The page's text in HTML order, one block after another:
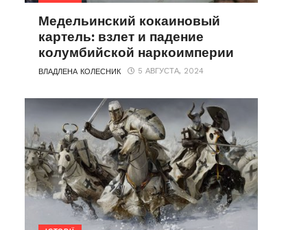
Медельинский кокаиновый
картель: взлет и падение
колумбийской наркоимперии
ВЛАДЛЕНА КОЛЕСНИК 5 АВГУСТА, 2024